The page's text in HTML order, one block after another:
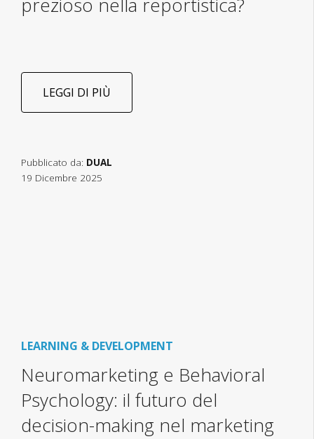
LEGGI DI PIÙ
Pubblicato da: DUAL
19 Dicembre 2025
LEARNING & DEVELOPMENT
Neuromarketing e Behavioral
Psychology: il futuro del
decision-making nel marketing